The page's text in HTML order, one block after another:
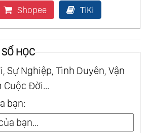
Shopee TiKi
HỌC
Sự Nghiệp, Tình Duyên, Vận
Cuộc Đời...
bạn: